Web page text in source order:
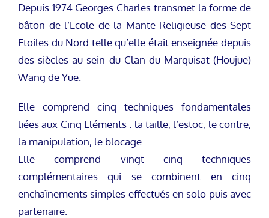
Depuis 1974 Georges Charles transmet la forme de
bâton de l’Ecole de la Mante Religieuse des Sept
Etoiles du Nord telle qu’elle était enseignée depuis
des siècles au sein du Clan du Marquisat (Houjue)
Wang de Yue.
Elle comprend cinq techniques fondamentales
liées aux Cinq Eléments : la taille, l’estoc, le contre,
la manipulation, le blocage.
Elle comprend vingt cinq techniques
complémentaires qui se combinent en cinq
enchaïnements simples effectués en solo puis avec
partenaire.